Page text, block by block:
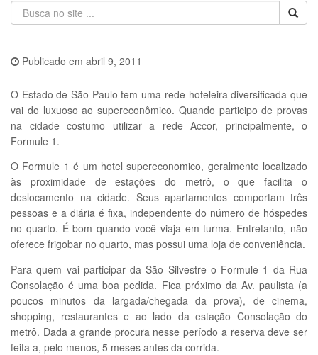
Publicado em abril 9, 2011
O Estado de São Paulo tem uma rede hoteleira diversificada que
vai do luxuoso ao supereconômico. Quando participo de provas
na cidade costumo utilizar a rede Accor, principalmente, o
Formule 1.
O Formule 1 é um hotel supereconomico, geralmente localizado
às proximidade de estações do metrô, o que facilita o
deslocamento na cidade. Seus apartamentos comportam três
pessoas e a diária é fixa, independente do número de hóspedes
no quarto. É bom quando você viaja em turma. Entretanto, não
oferece frigobar no quarto, mas possui uma loja de conveniência.
Para quem vai participar da São Silvestre o Formule 1 da Rua
Consolação é uma boa pedida. Fica próximo da Av. paulista (a
poucos minutos da largada/chegada da prova), de cinema,
shopping, restaurantes e ao lado da estação Consolação do
metrô. Dada a grande procura nesse período a reserva deve ser
feita a, pelo menos, 5 meses antes da corrida.